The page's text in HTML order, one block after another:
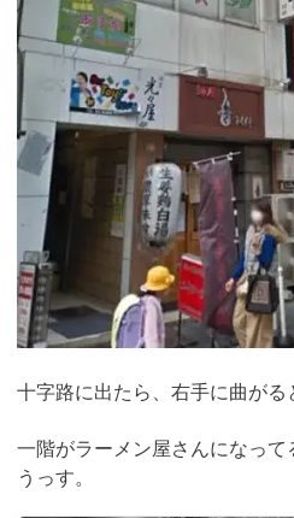
十字路に出たら、右手に曲がる
一階がラーメン屋さんになっ
うっす。